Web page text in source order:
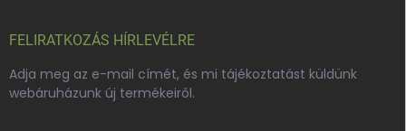
FELIRATKOZÁS HÍRLEVÉLRE
Adja meg az e-mail címét, és mi tájékoztatást küldünk
webáruházunk új termékeiről.